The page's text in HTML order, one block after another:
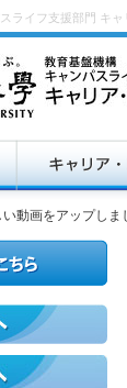
ライフ支援部門 キ
い動画をアップし